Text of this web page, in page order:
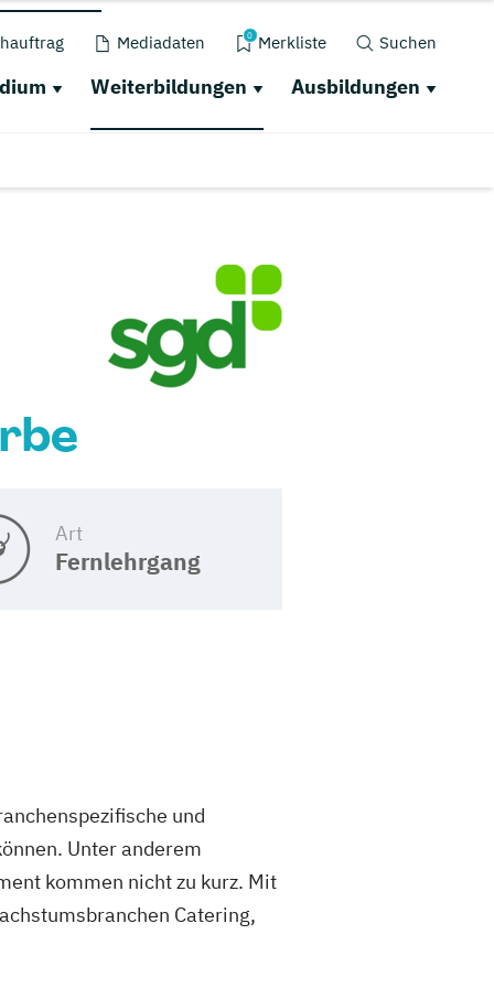
Mediadaten 0 Merkliste Suchen
Weiterbildungen Ausbildungen
Art
Fernlehrgang
und
Unter anderem
kommen nicht zu kurz. Mit
Catering,